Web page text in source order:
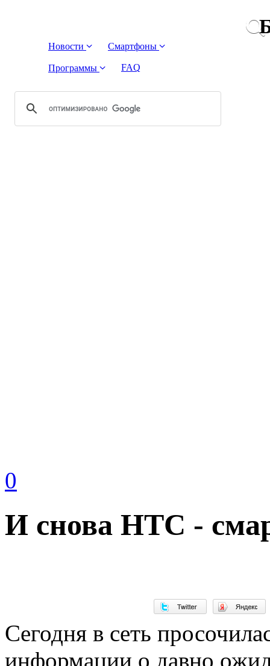
Новости Смартфоны
Программы FAQ
0
И снова HTC -
Сегодня в сеть
информации о давно